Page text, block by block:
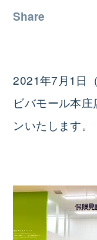
Share
2021年7月1日
ビバモール本
ンいたします。